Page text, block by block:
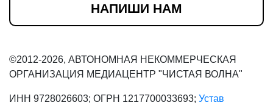
НАПИШИ НАМ
©2012-2026, АВТОНОМНАЯ НЕКОММЕРЧЕСКАЯ
ОРГАНИЗАЦИЯ МЕДИАЦЕНТР "ЧИСТАЯ ВОЛНА"
ИНН 9728026603; ОГРН 1217700033693; Устав